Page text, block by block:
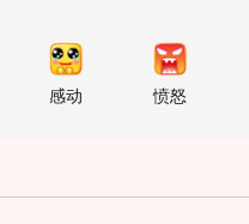
感动 愤怒